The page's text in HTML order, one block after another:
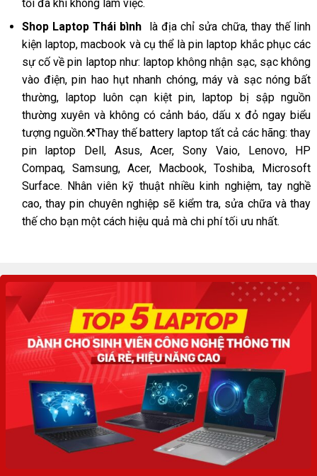
tối đa khi không làm việc.
Shop Laptop Thái bình
là địa chỉ sửa chữa, thay thế linh
kiện laptop, macbook và cụ thể là pin laptop khắc phục các
sự cố về pin laptop như: laptop không nhận sạc, sạc không
vào điện, pin hao hụt nhanh chóng, máy và sạc nóng bất
thường, laptop luôn cạn kiệt pin, laptop bị sập nguồn
thường xuyên và không có cảnh báo, dấu x đỏ ngay biểu
tượng nguồn.⚒️Thay thế battery laptop tất cả các hãng:thay
pin laptop Dell, Asus, Acer, Sony Vaio, Lenovo, HP
Compaq, Samsung, Acer, Macbook, Toshiba, Microsoft
Surface. Nhân viên kỹ thuật nhiều kinh nghiệm, tay nghề
cao, thay pin chuyên nghiệp sẽ kiểm tra, sửa chữa và thay
thế cho bạn một cách hiệu quả mà chi phí tối ưu nhất.